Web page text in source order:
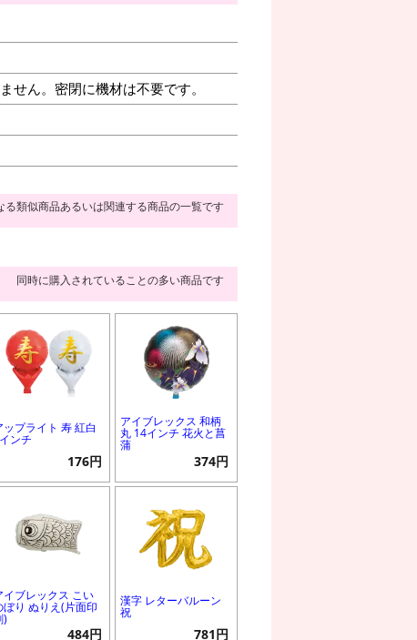
せん。密閉に機材は不要です。
る類似商品あるいは関連する商品の一覧です
同時に購入されていることの多い商品です
ップライト 寿 紅白
ンチ
176円
アイブレックス 和柄
丸 14インチ 花火と菖
蒲
374円
イブレックス こい
ぼり ぬりえ(片面印
)
484円
漢字 レターバルーン
祝
781円